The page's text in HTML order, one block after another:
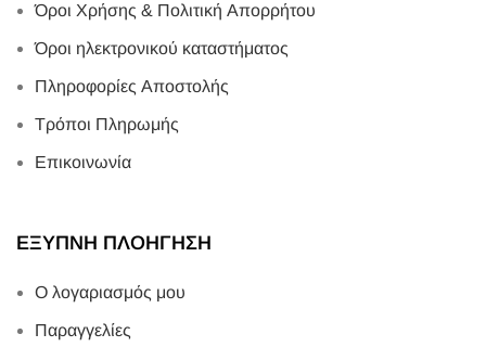
Όροι Χρήσης & Πολιτική Απορρήτου
Όροι ηλεκτρονικού καταστήματος
Πληροφορίες Αποστολής
Τρόποι Πληρωμής
Επικοινωνία
ΕΞΥΠΝΗ ΠΛΟΗΓΗΣΗ
Ο λογαριασμός μου
Παραγγελίες